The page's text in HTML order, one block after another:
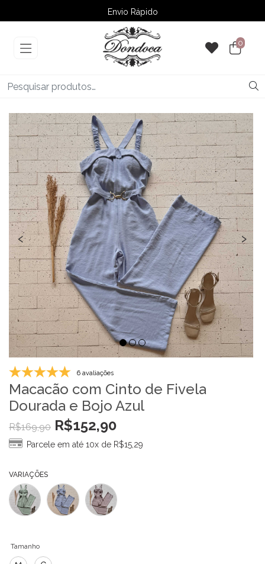
Envio Rápido
➚ Ofertas– Até 60% OFF
0
‹ ›
6 avaliações
Macacão com Cinto de Fivela
Dourada e Bojo Azul
R$169,90 R$152,90
Parcele em até 10x de R$15,29
VARIAÇÕES
Tamanho